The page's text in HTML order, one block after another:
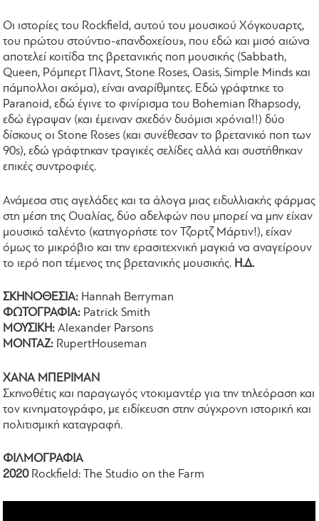
Οι ιστορίες του Rockfield, αυτού του μουσικού Χόγκουαρτς,
του πρώτου στούντιο-«πανδοχείου», που εδώ και μισό αιώνα
αποτελεί κοιτίδα της βρετανικής ποπ μουσικής (Sabbath,
Queen, Ρόμπερτ Πλαντ, Stone Roses, Oasis, Simple Minds και
πάμπολλοι ακόμα), είναι αναρίθμητες. Εδώ γράφτηκε το
Paranoid, εδώ έγινε το φινίρισμα του Bohemian Rhapsody,
εδώ έγραψαν (και έμειναν σχεδόν δυόμισι χρόνια!!) δύο
δίσκους οι Stone Roses (και συνέθεσαν το βρετανικό ποπ των
90s), εδώ γράφτηκαν τραγικές σελίδες αλλά και συστήθηκαν
επικές συντροφιές.
Ανάμεσα στις αγελάδες και τα άλογα μιας ειδυλλιακής φάρμας
στη μέση της Ουαλίας, δύο αδελφών που μπορεί να μην είχαν
μουσικό ταλέντο (κατηγορήστε τον Τζορτζ Μάρτιν!), είχαν
όμως το μικρόβιο και την ερασιτεχνική μαγκιά να αναγείρουν
το ιερό ποπ τέμενος της βρετανικής μουσικής. Η.Δ.
ΣΚΗΝΟΘΕΣΙΑ: Hannah Berryman
ΦΩΤΟΓΡΑΦΙΑ: Patrick Smith
ΜΟΥΣΙΚΗ:Alexander Parsons
ΜΟΝΤΑΖ: RupertHouseman
ΧΑΝΑ ΜΠΕΡΙΜΑΝ
Σκηνοθέτις και παραγωγός ντοκιμαντέρ για την τηλεόραση και
τον κινηματογράφο, με ειδίκευση στην σύγχρονη ιστορική και
πολιτισμική καταγραφή.
ΦΙΛΜΟΓΡΑΦΙΑ
2020Rockfield: The Studio on the Farm